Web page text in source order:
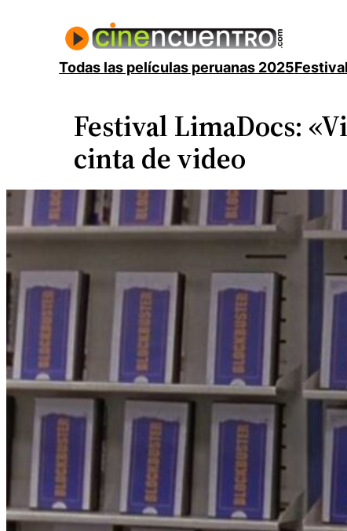
contenidoTodas las películas peruanas 2025
Festival LimaDocs:
cinta de video